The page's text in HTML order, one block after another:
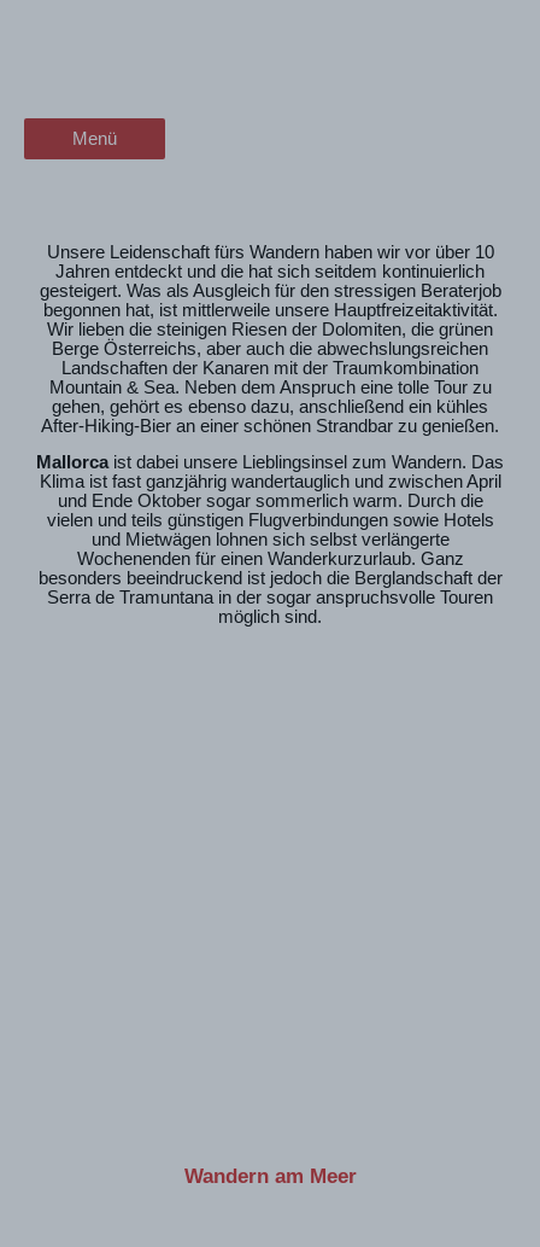
Menü
Menü
Unsere Leidenschaft fürs Wandern haben wir vor über 10
Jahren entdeckt und die hat sich seitdem kontinuierlich
gesteigert. Was als Ausgleich für den stressigen Beraterjob
begonnen hat, ist mittlerweile unsere Hauptfreizeitaktivität.
Wir lieben die steinigen Riesen der Dolomiten, die grünen
Berge Österreichs, aber auch die abwechslungsreichen
Landschaften der Kanaren mit der Traumkombination
Mountain & Sea. Neben dem Anspruch eine tolle Tour zu
gehen, gehört es ebenso dazu, anschließend ein kühles
After-Hiking-Bier an einer schönen Strandbar zu genießen.
Mallorca ist dabei unsere Lieblingsinsel zum Wandern. Das
Klima ist fast ganzjährig wandertauglich und zwischen April
und Ende Oktober sogar sommerlich warm. Durch die
vielen und teils günstigen Flugverbindungen sowie Hotels
und Mietwägen lohnen sich selbst verlängerte
Wochenenden für einen Wanderkurzurlaub. Ganz
besonders beeindruckend ist jedoch die Berglandschaft der
Serra de Tramuntana in der sogar anspruchsvolle Touren
möglich sind.
Wandern am Meer